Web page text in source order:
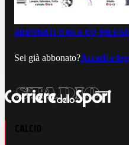
ABBONATI ORA A €0,99
Sei già abbonato?Accedi e